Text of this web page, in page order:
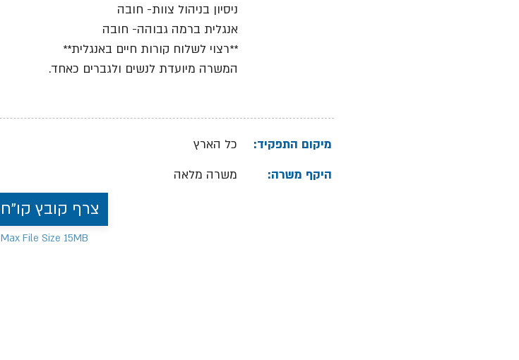
ניסיון בניהול צוות- חובה
אנגלית ברמה גבוהה- חובה
**רצוי לשלוח קורות חיים באנגלית**
המשרה מיועדת לנשים ולגברים כאחד.
כל הארץ
מיקום התפקיד:
משרה מלאה
היקף משרה:
צרף קובץ קו"ח
Max File Size 15MB